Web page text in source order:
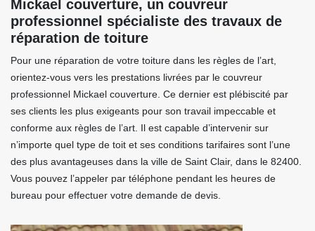
Mickael couverture, un couvreur
professionnel spécialiste des travaux de
réparation de toiture
Pour une réparation de votre toiture dans les règles de l’art,
orientez-vous vers les prestations livrées par le couvreur
professionnel Mickael couverture. Ce dernier est plébiscité par
ses clients les plus exigeants pour son travail impeccable et
conforme aux règles de l’art. Il est capable d’intervenir sur
n’importe quel type de toit et ses conditions tarifaires sont l’une
des plus avantageuses dans la ville de Saint Clair, dans le 82400.
Vous pouvez l’appeler par téléphone pendant les heures de
bureau pour effectuer votre demande de devis.